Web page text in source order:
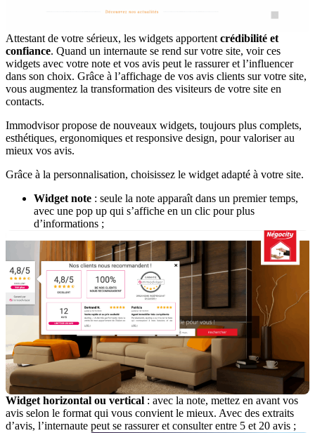
Attestant de votre sérieux, les widgets apportent crédibilité et
confiance. Quand un internaute se rend sur votre site, voir ces
widgets avec votre note et vos avis peut le rassurer et l’influencer
dans son choix. Grâce à l’affichage de vos avis clients sur votre site,
vous augmentez la transformation des visiteurs de votre site en
contacts.
Immodvisor propose de nouveaux widgets, toujours plus complets,
esthétiques, ergonomiques et responsive design, pour valoriser au
mieux vos avis.
Grâce à la personnalisation, choisissez le widget adapté à votre site.
Widget note : seule la note apparaît dans un premier temps,
avec une pop up qui s’affiche en un clic pour plus
d’informations ;
Widget horizontal ou vertical : avec la note, mettez en avant vos
avis selon le format qui vous convient le mieux. Avec des extraits
d’avis, l’internaute peut se rassurer et consulter entre 5 et 20 avis ;